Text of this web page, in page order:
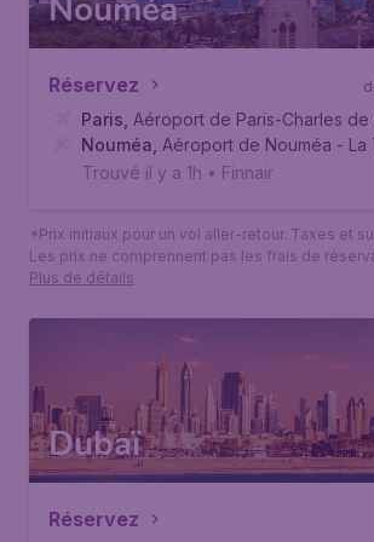
Nouméa
Réservez
Paris Aéroport de Paris-Charles de
Nouméa Aéroport de Nouméa - La
Trouvé il y a 1h • Finnair
*Prix initiaux pour un vol aller-retour. Taxes et
Les prix ne comprennent pas les frais de
Plus de détails
Dubaï
Réservez